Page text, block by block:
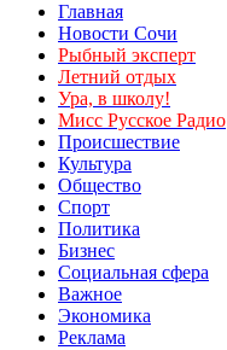
Главная
Новости Сочи
Рыбный эксперт
Летний отдых
Ура, в школу!
Мисс Русское Радио
Происшествие
Культура
Общество
Спорт
Политика
Бизнес
Социальная сфера
Важное
Экономика
Реклама